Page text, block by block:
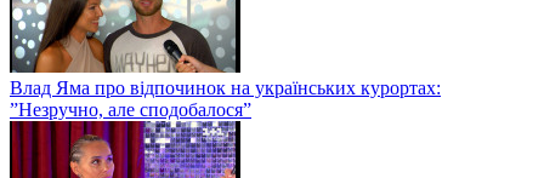
Влад Яма про відпочинок на українських курортах:
”Незручно, але сподобалося”